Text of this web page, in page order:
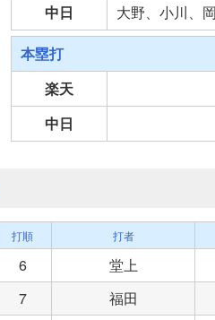
中日
大野、小川、
本塁打
楽天
中日
打順 打者
6
堂上
7
福田